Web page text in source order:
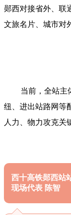
郧西对接省外、联
文旅名片、城市对
当前，全站主
纽、进出站路网等
人力、物力攻克关
西十高铁郧西站
现场代表 陈智